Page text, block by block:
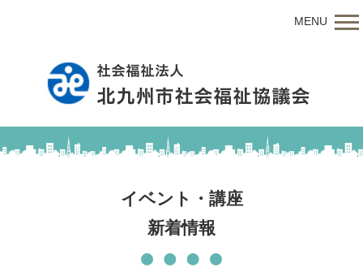
MENU
イベント・講座
新着情報